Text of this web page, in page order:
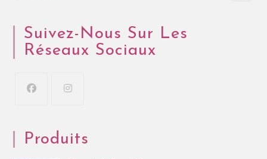
Suivez-Nous Sur Les
Réseaux Sociaux
Produits